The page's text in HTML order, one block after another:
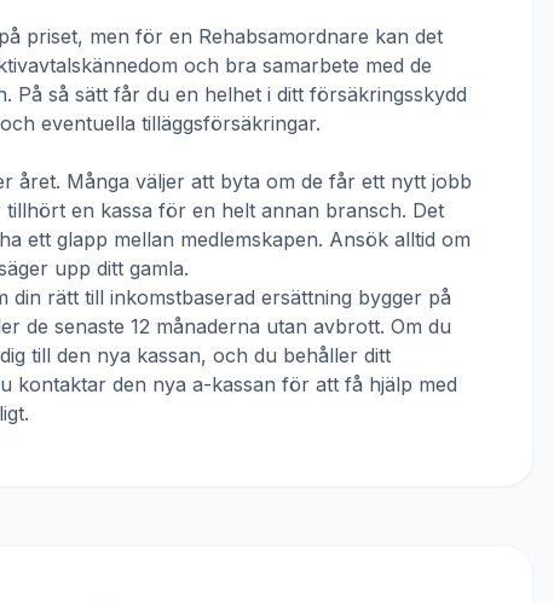
priset, men för en Rehabsamordnare kan det
och bra samarbete med de
På så sätt får du en helhet i ditt försäkringsskydd
eventuella tilläggsförsäkringar.
året. Många väljer att byta om de får ett nytt jobb
tillhört en kassa för en helt annan bransch. Det
ett glapp mellan medlemskapen. Ansök alltid om
upp ditt gamla.
rätt till inkomstbaserad ersättning bygger på
de senaste 12 månaderna utan avbrott. Om du
till den nya kassan, och du behåller ditt
kontaktar den nya a-kassan för att få hjälp med